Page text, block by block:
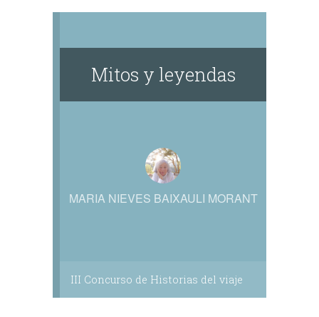
Mitos y leyendas
MARIA NIEVES BAIXAULI MORANT
III Concurso de Historias del viaje